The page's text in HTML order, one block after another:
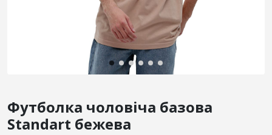
Футболка чоловіча базова
Standart бежева